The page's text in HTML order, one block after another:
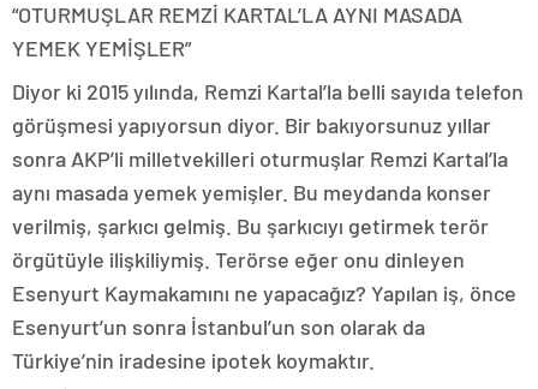
“OTURMUŞLAR REMZİ KARTAL’LA AYNI MASADA
YEMEK YEMİŞLER”
Diyor ki 2015 yılında, Remzi Kartal’la belli sayıda telefon
görüşmesi yapıyorsun diyor. Bir bakıyorsunuz yıllar
sonra AKP’li milletvekilleri oturmuşlar Remzi Kartal’la
aynı masada yemek yemişler. Bu meydanda konser
verilmiş, şarkıcı gelmiş. Bu şarkıcıyı getirmek terör
örgütüyle ilişkiliymiş. Terörse eğer onu dinleyen
Esenyurt Kaymakamını ne yapacağız? Yapılan iş, önce
Esenyurt’un sonra İstanbul’un son olarak da
Türkiye’nin iradesine ipotek koymaktır.